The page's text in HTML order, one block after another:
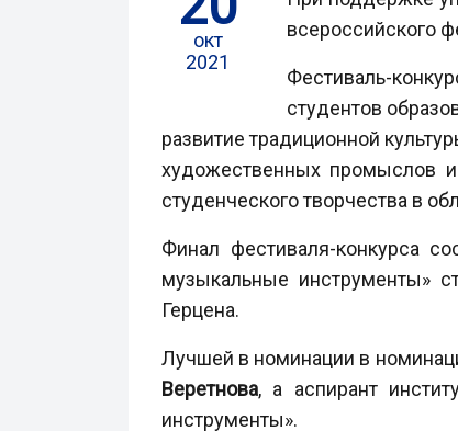
окт
2021
всероссийского
Фестиваль-
студентов
развитие традиционной
художественных промыслов
студенческого творчества в
Финал фестиваля-конкурса
музыкальные инструменты»
Герцена.
Лучшей в номинации в
Веретнова, а аспирант
инструменты».